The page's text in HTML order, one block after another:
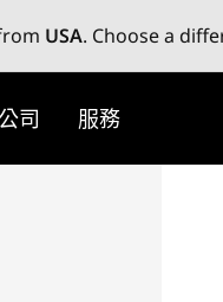
USA. Choose a
司 服務